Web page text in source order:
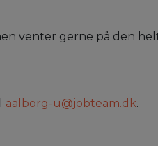
venter gerne på den
aalborg-u@jobteam.dk.